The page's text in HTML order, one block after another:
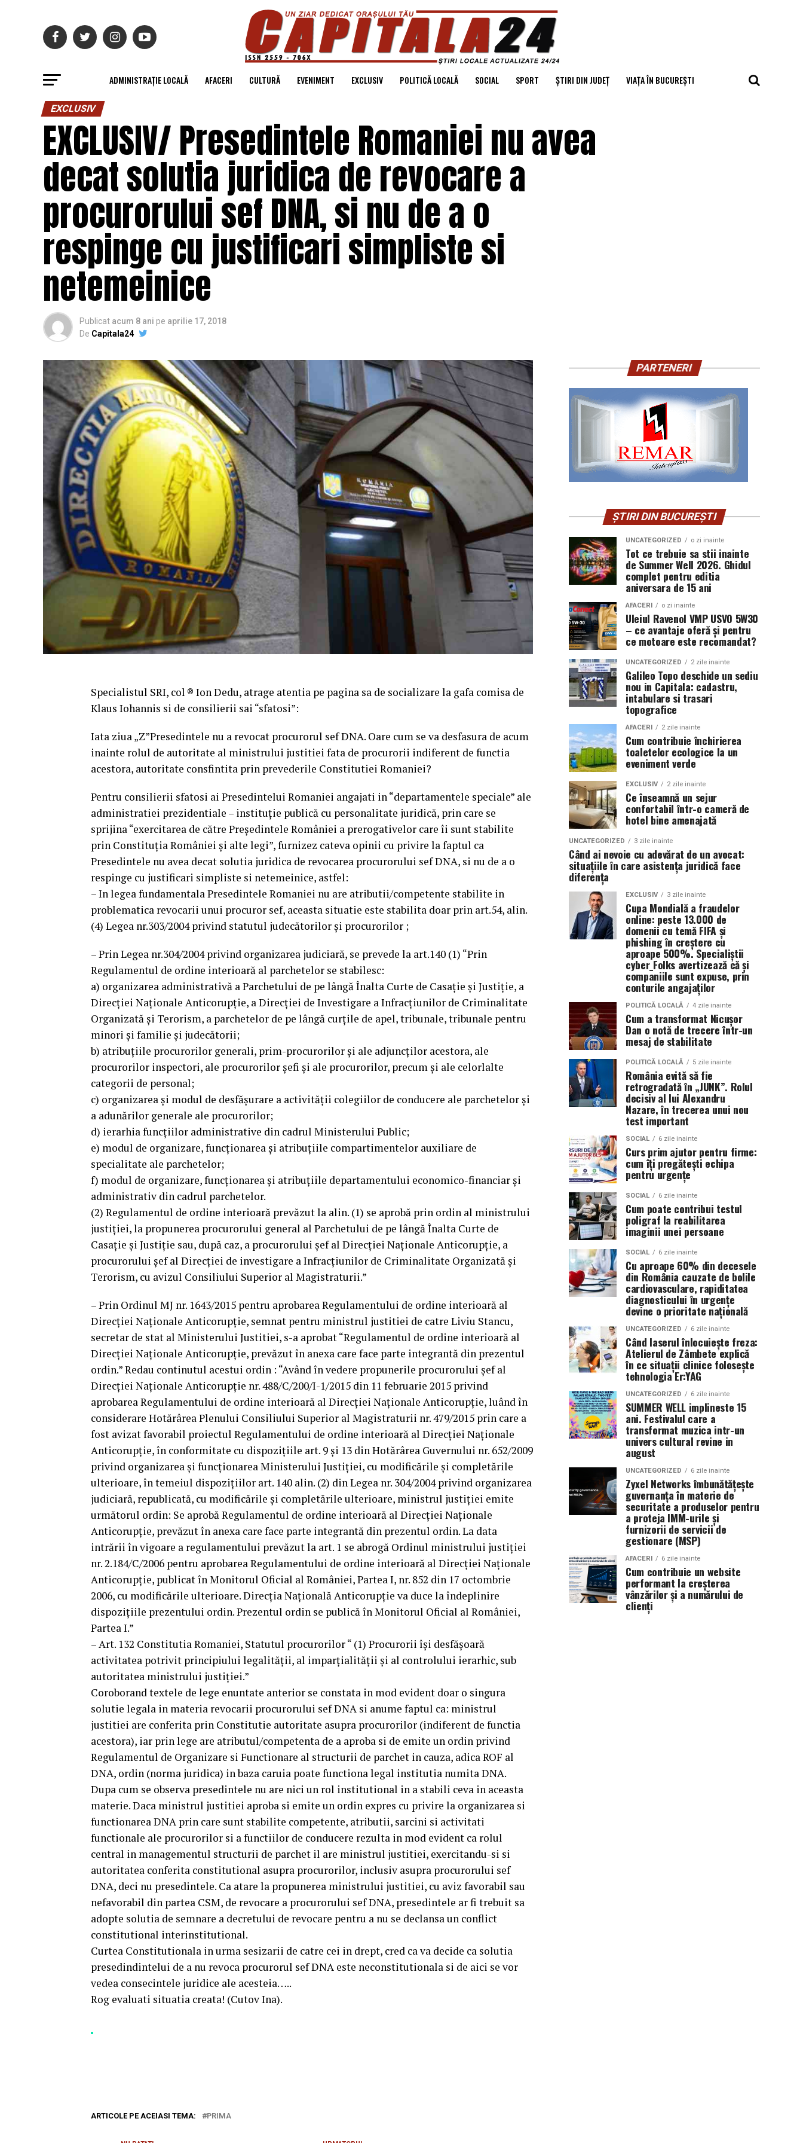
ADMINISTRAȚIE LOCALĂ AFACERI CULTURĂ EVENIMENT EXCLUSIV POLITICĂ LOCALĂ SOCIAL SPORT ȘTIRI DIN JUDEȚ VIAȚA ÎN BUCUREȘTI
EXCLUSIV
EXCLUSIV/ Presedintele Romaniei nu avea
decat solutia juridica de revocare a
procurorului sef DNA, si nu de a o
respinge cu justificari simpliste si
netemeinice
Publicat acum 8 ani pe aprilie 17, 2018
De Capitala24
Specialistul SRI, col ® Ion Dedu, atrage atentia pe pagina sa de socializare la gafa comisa de
Klaus Iohannis si de consilierii sai “sfatosi”:
Iata ziua „Z”Presedintele nu a revocat procurorul sef DNA. Oare cum se va desfasura de acum
inainte rolul de autoritate al ministrului justitiei fata de procurorii indiferent de functia
acestora, autoritate consfintita prin prevederile Constitutiei Romaniei?
Pentru consilierii sfatosi ai Presedintelui Romaniei angajati in “departamentele speciale” ale
administratiei prezidentiale – instituție publică cu personalitate juridică, prin care se
sprijina “exercitarea de către Președintele României a prerogativelor care îi sunt stabilite
prin Constituția României și alte legi”, furnizez cateva opinii cu privire la faptul ca
Presedintele nu avea decat solutia juridica de revocarea procurorului sef DNA, si nu de a o
respinge cu justificari simpliste si netemeinice, astfel:
– In legea fundamentala Presedintele Romaniei nu are atributii/competente stabilite in
problematica revocarii unui procuror sef, aceasta situatie este stabilita doar prin art.54, alin.
(4) Legea nr.303/2004 privind statutul judecătorilor şi procurorilor ;
– Prin Legea nr.304/2004 privind organizarea judiciară, se prevede la art.140 (1) “Prin
Regulamentul de ordine interioară al parchetelor se stabilesc:
a) organizarea administrativă a Parchetului de pe lângă Înalta Curte de Casaţie şi Justiţie, a
Direcţiei Naţionale Anticorupţie, a Direcţiei de Investigare a Infracţiunilor de Criminalitate
Organizată şi Terorism, a parchetelor de pe lângă curţile de apel, tribunale, tribunale pentru
minori şi familie şi judecătorii;
b) atribuţiile procurorilor generali, prim-procurorilor şi ale adjuncţilor acestora, ale
procurorilor inspectori, ale procurorilor şefi şi ale procurorilor, precum şi ale celorlalte
categorii de personal;
c) organizarea şi modul de desfăşurare a activităţii colegiilor de conducere ale parchetelor şi
a adunărilor generale ale procurorilor;
d) ierarhia funcţiilor administrative din cadrul Ministerului Public;
e) modul de organizare, funcţionarea şi atribuţiile compartimentelor auxiliare de
specialitate ale parchetelor;
f) modul de organizare, funcţionarea şi atribuţiile departamentului economico-financiar şi
administrativ din cadrul parchetelor.
(2) Regulamentul de ordine interioară prevăzut la alin. (1) se aprobă prin ordin al ministrului
justiţiei, la propunerea procurorului general al Parchetului de pe lângă Înalta Curte de
Casaţie şi Justiţie sau, după caz, a procurorului şef al Direcţiei Naţionale Anticorupţie, a
procurorului şef al Direcţiei de investigare a Infracţiunilor de Criminalitate Organizată şi
Terorism, cu avizul Consiliului Superior al Magistraturii.”
– Prin Ordinul MJ nr. 1643/2015 pentru aprobarea Regulamentului de ordine interioară al
Direcției Naționale Anticorupție, semnat pentru ministrul justitiei de catre Liviu Stancu,
secretar de stat al Ministerului Justitiei, s-a aprobat “Regulamentul de ordine interioară al
Direcției Naționale Anticorupție, prevăzut în anexa care face parte integrantă din prezentul
ordin.” Redau continutul acestui ordin : “Având în vedere propunerile procurorului șef al
Direcției Naționale Anticorupție nr. 488/C/200/I-1/2015 din 11 februarie 2015 privind
aprobarea Regulamentului de ordine interioară al Direcției Naționale Anticorupție, luând în
considerare Hotărârea Plenului Consiliului Superior al Magistraturii nr. 479/2015 prin care a
fost avizat favorabil proiectul Regulamentului de ordine interioară al Direcției Naționale
Anticorupție, în conformitate cu dispozițiile art. 9 și 13 din Hotărârea Guvernului nr. 652/2009
privind organizarea și funcționarea Ministerului Justiției, cu modificările și completările
ulterioare, în temeiul dispozițiilor art. 140 alin. (2) din Legea nr. 304/2004 privind organizarea
judiciară, republicată, cu modificările și completările ulterioare, ministrul justiției emite
următorul ordin: Se aprobă Regulamentul de ordine interioară al Direcției Naționale
Anticorupție, prevăzut în anexa care face parte integrantă din prezentul ordin. La data
intrării în vigoare a regulamentului prevăzut la art. 1 se abrogă Ordinul ministrului justiției
nr. 2.184/C/2006 pentru aprobarea Regulamentului de ordine interioară al Direcției Naționale
Anticorupție, publicat în Monitorul Oficial al României, Partea I, nr. 852 din 17 octombrie
2006, cu modificările ulterioare. Direcția Națională Anticorupție va duce la îndeplinire
dispozițiile prezentului ordin. Prezentul ordin se publică în Monitorul Oficial al României,
Partea I.”
– Art. 132 Constitutia Romaniei, Statutul procurorilor “ (1) Procurorii îşi desfăşoară
activitatea potrivit principiului legalităţii, al imparţialităţii şi al controlului ierarhic, sub
autoritatea ministrului justiţiei.”
Coroborand textele de lege enuntate anterior se constata in mod evident doar o singura
solutie legala in materia revocarii procurorului sef DNA si anume faptul ca: ministrul
justitiei are conferita prin Constitutie autoritate asupra procurorilor (indiferent de functia
acestora), iar prin lege are atributul/competenta de a aproba si de emite un ordin privind
Regulamentul de Organizare si Functionare al structurii de parchet in cauza, adica ROF al
DNA, ordin (norma juridica) in baza caruia poate functiona legal institutia numita DNA.
Dupa cum se observa presedintele nu are nici un rol institutional in a stabili ceva in aceasta
materie. Daca ministrul justitiei aproba si emite un ordin expres cu privire la organizarea si
functionarea DNA prin care sunt stabilite competente, atributii, sarcini si activitati
functionale ale procurorilor si a functiilor de conducere rezulta in mod evident ca rolul
central in managementul structurii de parchet il are ministrul justitiei, exercitandu-si si
autoritatea conferita constitutional asupra procurorilor, inclusiv asupra procurorului sef
DNA, deci nu presedintele. Ca atare la propunerea ministrului justitiei, cu aviz favorabil sau
nefavorabil din partea CSM, de revocare a procurorului sef DNA, presedintele ar fi trebuit sa
adopte solutia de semnare a decretului de revocare pentru a nu se declansa un conflict
constitutional interinstitutional.
Curtea Constitutionala in urma sesizarii de catre cei in drept, cred ca va decide ca solutia
presedindintelui de a nu revoca procurorul sef DNA este neconstitutionala si de aici se vor
vedea consecintele juridice ale acesteia…..
Rog evaluati situatia creata! (Cutov Ina).
ARTICOLE PE ACEIASI TEMA: PRIMA
PARTENERI
ȘTIRI DIN BUCUREȘTI
UNCATEGORIZED o zi inainte
Tot ce trebuie sa stii inainte
de Summer Well 2026. Ghidul
complet pentru editia
aniversara de 15 ani
AFACERI o zi inainte
Uleiul Ravenol VMP USVO 5W30
– ce avantaje oferă și pentru
ce motoare este recomandat?
UNCATEGORIZED 2 zile inainte
Galileo Topo deschide un sediu
nou in Capitala: cadastru,
intabulare si trasari
topografice
AFACERI 2 zile inainte
Cum contribuie închirierea
toaletelor ecologice la un
eveniment verde
EXCLUSIV 2 zile inainte
Ce înseamnă un sejur
confortabil într-o cameră de
hotel bine amenajată
UNCATEGORIZED 3 zile inainte
Când ai nevoie cu adevărat de un avocat:
situațiile în care asistența juridică face
diferența
EXCLUSIV 3 zile inainte
Cupa Mondială a fraudelor
online: peste 13.000 de
domenii cu temă FIFA și
phishing în creștere cu
aproape 500%. Specialiștii
cyber_Folks avertizează că și
companiile sunt expuse, prin
conturile angajaților
POLITICĂ LOCALĂ 4 zile inainte
Cum a transformat Nicușor
Dan o notă de trecere într-un
mesaj de stabilitate
POLITICĂ LOCALĂ 5 zile inainte
România evită să fie
retrogradată în „JUNK”. Rolul
decisiv al lui Alexandru
Nazare, în trecerea unui nou
test important
SOCIAL 6 zile inainte
Curs prim ajutor pentru firme:
cum îți pregătești echipa
pentru urgențe
SOCIAL 6 zile inainte
Cum poate contribui testul
poligraf la reabilitarea
imaginii unei persoane
SOCIAL 6 zile inainte
Cu aproape 60% din decesele
din România cauzate de bolile
cardiovasculare, rapiditatea
diagnosticului în urgențe
devine o prioritate națională
UNCATEGORIZED 6 zile inainte
Când laserul înlocuiește freza:
Atelierul de Zâmbete explică
în ce situații clinice folosește
tehnologia Er:YAG
UNCATEGORIZED 6 zile inainte
SUMMER WELL implineste 15
ani. Festivalul care a
transformat muzica intr-un
univers cultural revine in
august
UNCATEGORIZED 6 zile inainte
Zyxel Networks îmbunătățește
guvernanța în materie de
securitate a produselor pentru
a proteja IMM-urile și
furnizorii de servicii de
gestionare (MSP)
AFACERI 6 zile inainte
Cum contribuie un website
performant la creșterea
vânzărilor și a numărului de
clienți